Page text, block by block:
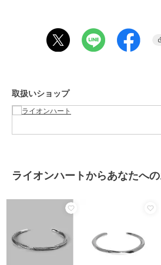
様々なコーディネートに合わせやすい使い
金属アレルギーの方でも使用していただけ
プレゼントとしても安心してお選びいただ
※負荷をかけすぎると破損の恐れがござい
せ。
※故障・変色・紛失の原因となりますので
※撮影環境やスマートフォン・パソコンな
画面上と実物の色味が異なって見える場合
取扱いショップ
ライオンハートからあなたへ